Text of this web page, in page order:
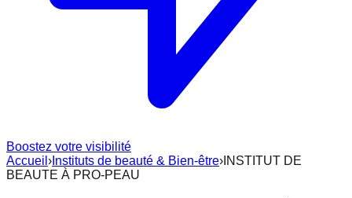
Boostez votre visibilité
Accueil › Instituts de beauté & Bien-être› INSTITUT DE
BEAUTE À PRO-PEAU